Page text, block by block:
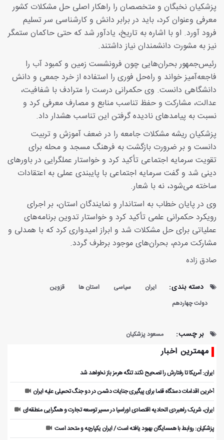
پزشکیان نخبگان و متخصصان را راهکار اصلی حل مشکلات کشور
معرفی وعنوان کرد، باید در برابر دانش و کارشناسی سر تسلیم
فرود آورد. او با اشاره به تاریخ، یادآور شد که حتی حاکمان ستمگر
نیز به مشورت دانشمندان نیاز داشتند.
رئیس‌جمهور بحران‌هایی چون فرونشست زمین و کمبود آب را
فاجعه‌آمیز خواند و راه‌حل فوری را استفاده از خرد جمعی و دانش
دانشگاهی دانست. وی حکمرانی درست را مترادف با شفافیت،
عدالت، مشارکت و حفظ تناسب منابع و مصارف معرفی کرد و
نسبت به پیامدهای نادیده گرفتن این تناسب هشدار داد.
پزشکیان ریشه مشکلات جامعه را در ضعف آموزش و تربیت
دانست و بر ضرورت بازگشت به فرهنگ مسجد و محله برای
تقویت سرمایه اجتماعی تأکید کرد و خواستار عملگرایی در باورهای
دینی شد و گفت سرمایه اجتماعی با پایبندی عملی به اعتقادات
ساخته می‌شود، نه با شعار.
وی در پایان خطاب به استاندار و نمایندگان استان، بر اجرای
رویکرد حکمرانی علمی تأکید کرد و خواستار تدوین برنامه‌های
عملیاتی برای حل مشکلات شد و ابراز امیدواری کرد که با همدلی و
مشارکت مردم، بحران‌های موجود برطرف گردد.
صادق زاده
دسته بندی: ایران سیاسی استان ها
قزوین
دولت چهاردهم
بر چسب: مسعود پزشکیان
مهمترین اخبار
ایران: آمریکا تا رفتارش را تصحیح نکند تنگه هرمز باز نخواهد شد
آخرین اقدامات دستگاه قضا برای پیگیری جنایات دشمن در دو جنگ تحمیلی علیه ایران
ایران، شریک راهبردی اتحادیه اقتصادی اوراسیا در مسیر توسعه تجارت و همگرایی منطقه‌ای
پزشکیان: روابط با همسایگان بهبود یافته است / ایران یکپارچه و متحد است